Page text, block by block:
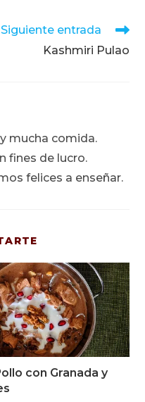
Siguiente entrada
Kashmiri Pulao
mucha comida.
fines de lucro.
felices a enseñar.
con Granada y